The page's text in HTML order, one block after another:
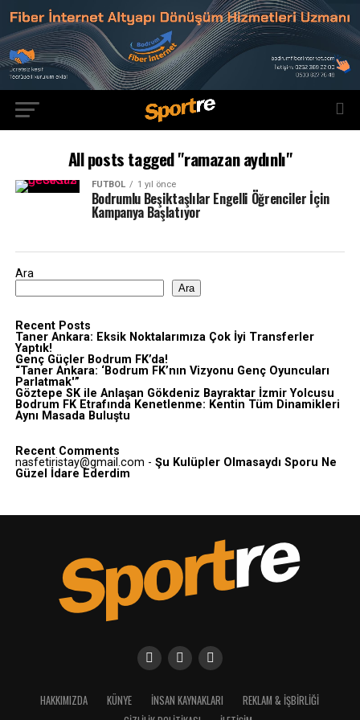
All posts tagged "ramazan aydınlı"
FUTBOL 1 yıl önce
Bodrumlu Beşiktaşlılar Engelli Öğrenciler İçin
Kampanya Başlatıyor
Ara
Ara
Recent Posts
Taner Ankara: Eksik Noktalarımıza Çok İyi Transferler
Yaptık!
Genç Güçler Bodrum FK’da!
“Taner Ankara: ‘Bodrum FK’nın Vizyonu Genç Oyuncuları
Parlatmak'”
Göztepe SK ile Anlaşan Gökdeniz Bayraktar İzmir Yolcusu
Bodrum FK Etrafında Kenetlenme: Kentin Tüm Dinamikleri
Aynı Masada Buluştu
Recent Comments
nasfetiristay@gmail.com - Şu Kulüpler Olmasaydı Sporu Ne
Güzel İdare Ederdim
HAKKIMIZDA KÜNYE İNSAN KAYNAKLARI
REKLAM & İŞBIRLIĞI